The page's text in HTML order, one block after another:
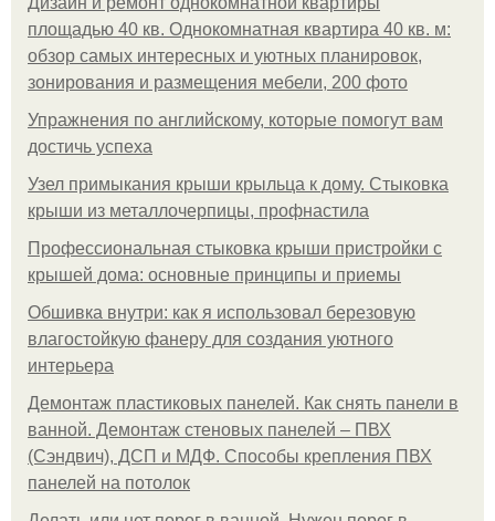
площадью 40 кв. Однокомнатная квартира 40 кв. м:
обзор самых интересных и уютных планировок,
зонирования и размещения мебели, 200 фото
Упражнения по английскому, которые помогут вам
достичь успеха
Узел примыкания крыши крыльца к дому. Стыковка
крыши из металлочерпицы, профнастила
Профессиональная стыковка крыши пристройки с
крышей дома: основные принципы и приемы
Обшивка внутри: как я использовал березовую
влагостойкую фанеру для создания уютного
интерьера
Демонтаж пластиковых панелей. Как снять панели в
ванной. Демонтаж стеновых панелей – ПВХ
(Сэндвич), ДСП и МДФ. Способы крепления ПВХ
панелей на потолок